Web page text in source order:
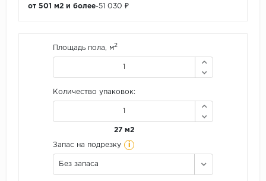
от 501 м2 и более-51 030 ₽
Площадь пола, м2
Количество упаковок:
27 м2
Запас на подрезку i
Без запаса